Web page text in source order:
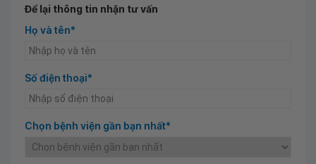
Để lại thông tin nhận tư vấn
Họ và tên*
Số điện thoại*
Chọn bệnh viện gần bạn nhất*